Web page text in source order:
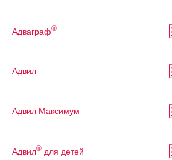
Адваграф®
Адвил
Адвил Максимум
Адвил® для детей